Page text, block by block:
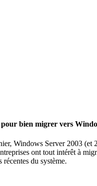
pour bien migrer vers
Windows Server 2003 (et
ont tout intérêt à
récentes du système.